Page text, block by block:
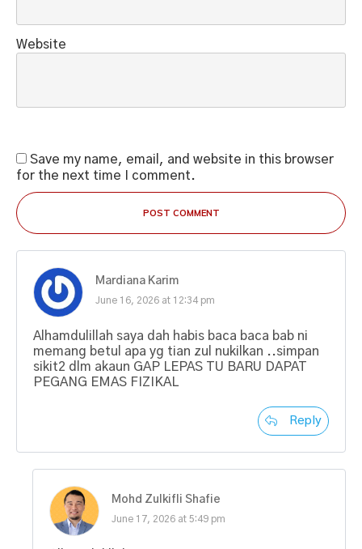
Website
Save my name, email, and website in this browser
for the next time I comment.
POST COMMENT
Mardiana Karim
June 16, 2026 at 12:34 pm
Alhamdulillah saya dah habis baca baca bab ni
memang betul apa yg tian zul nukilkan ..simpan
sikit2 dlm akaun GAP LEPAS TU BARU DAPAT
PEGANG EMAS FIZIKAL
Reply
Mohd Zulkifli Shafie
June 17, 2026 at 5:49 pm